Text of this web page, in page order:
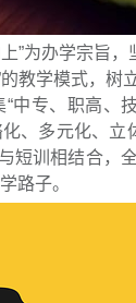
”为办学宗旨
教学模式，树
“中专、职高、
、多元化、
短训相结合，
路子。